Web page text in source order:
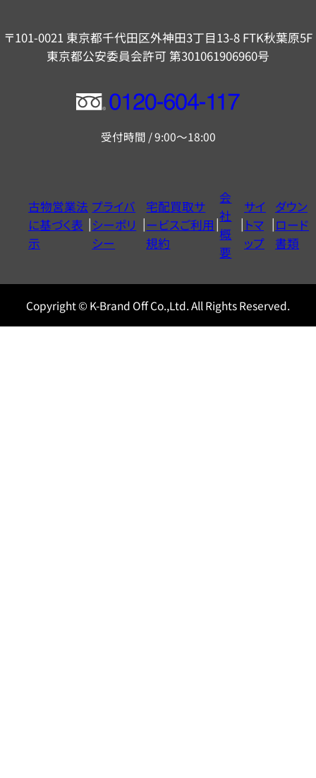
〒101-0021 東京都千代田区外神田3丁目13-8 FTK秋葉原5F
東京都公安委員会許可 第301061906960号
フ
ー
ヤ
ル
0120604117
受付時間 / 9:00～18:00
古物営業法
に基づく表
示
プライバ
シーポリ
シー
宅配買取サ
ービスご利用
規約
会
社
概
要
サイ
トマ
ップ
ダウン
ロード
書類
Copyright © K-Brand Off Co.,Ltd. All Rights Reserved.